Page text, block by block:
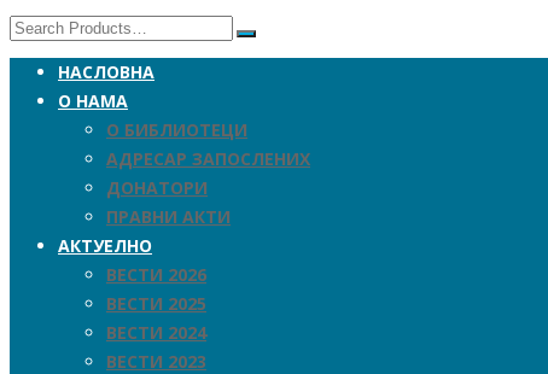
НАСЛОВНА
О НАМА
О БИБЛИОТЕЦИ
АДРЕСАР ЗАПОСЛЕНИХ
ДОНАТОРИ
ПРАВНИ АКТИ
АКТУЕЛНО
ВЕСТИ 2026
ВЕСТИ 2025
ВЕСТИ 2024
ВЕСТИ 2023